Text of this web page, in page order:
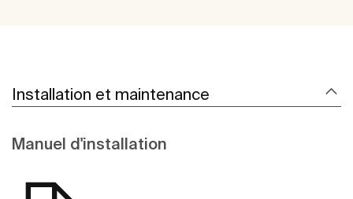
Installation et maintenance
Manuel d'installation